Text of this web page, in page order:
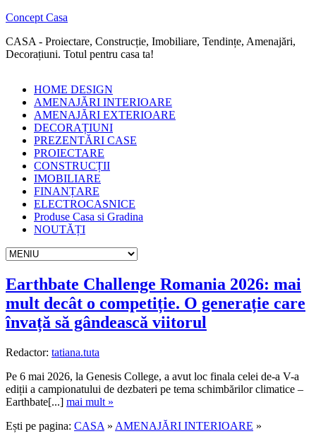
Concept Casa
CASA - Proiectare, Construcție, Imobiliare, Tendințe, Amenajări,
Decorațiuni. Totul pentru casa ta!
HOME DESIGN
AMENAJĂRI INTERIOARE
AMENAJĂRI EXTERIOARE
DECORAȚIUNI
PREZENTĂRI CASE
PROIECTARE
CONSTRUCȚII
IMOBILIARE
FINANȚARE
ELECTROCASNICE
Produse Casa si Gradina
NOUTĂȚI
Earthbate Challenge Romania 2026: mai
mult decât o competiție. O generație care
învață să gândească viitorul
Redactor: tatiana.tuta
Pe 6 mai 2026, la Genesis College, a avut loc finala celei de-a V-a
ediții a campionatului de dezbateri pe tema schimbărilor climatice –
Earthbate[...] mai mult »
Ești pe pagina: CASA » AMENAJĂRI INTERIOARE »